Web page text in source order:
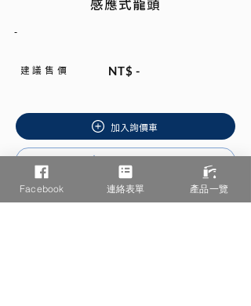
-
建 議 售 價 NT$ -
加入詢價車
安裝說明書
Facebook 連絡表單 產品一覽